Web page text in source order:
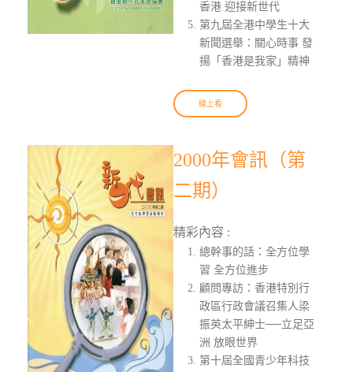
香港 迎接新世代
第九屆全港中學生十大
新聞選舉：關心時事 發
揚「香港是我家」精神
線上看
2000年會訊（第
二期）
精彩內容 :
總幹事的話：全方位學
習 全方位進步
顧問專訪：香港特別行
政區行政會議召集人梁
振英太平紳士──立足亞
洲 放眼世界
第十屆全國青少年科技